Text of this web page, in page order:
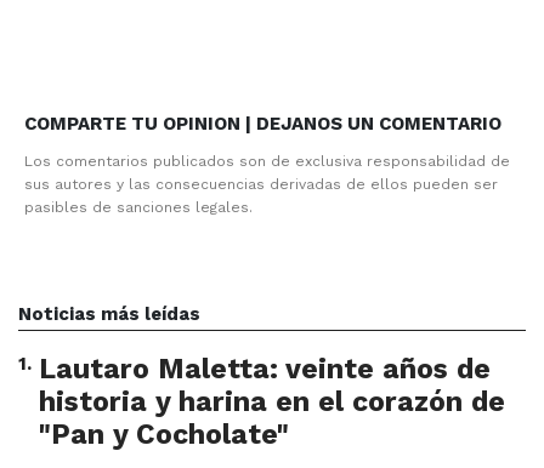
COMPARTE TU OPINION | DEJANOS UN COMENTARIO
Los comentarios publicados son de exclusiva responsabilidad de
sus autores y las consecuencias derivadas de ellos pueden ser
pasibles de sanciones legales.
Noticias más leídas
1. Lautaro Maletta: veinte años de
historia y harina en el corazón de
"Pan y Cocholate"